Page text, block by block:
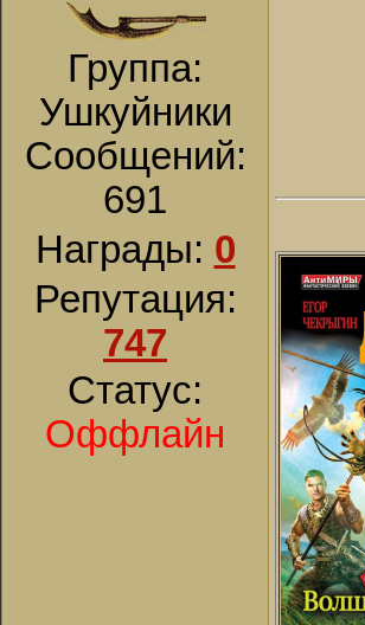
Группа:
Ушкуйники
Сообщений:
691
Награды: 0
Репутация:
747
Статус:
Оффлайн